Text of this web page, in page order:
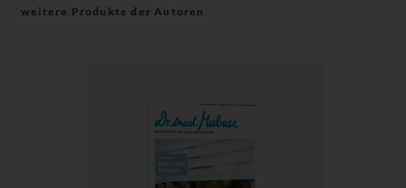
weitere Produkte der Autoren